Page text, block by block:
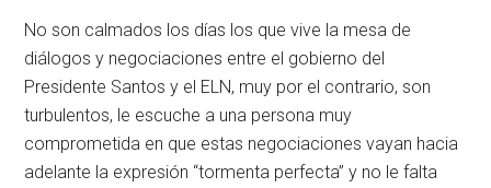
No son calmados los días los que vive la mesa de
diálogos y negociaciones entre el gobierno del
Presidente Santos y el ELN, muy por el contrario, son
turbulentos, le escuche a una persona muy
comprometida en que estas negociaciones vayan hacia
adelante la expresión “tormenta perfecta” y no le falta